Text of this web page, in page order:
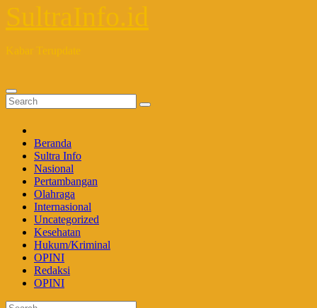
SultraInfo.id
Kabar Terupdate
Beranda
Sultra Info
Nasional
Pertambangan
Olahraga
Internasional
Uncategorized
Kesehatan
Hukum/Kriminal
OPINI
Redaksi
OPINI